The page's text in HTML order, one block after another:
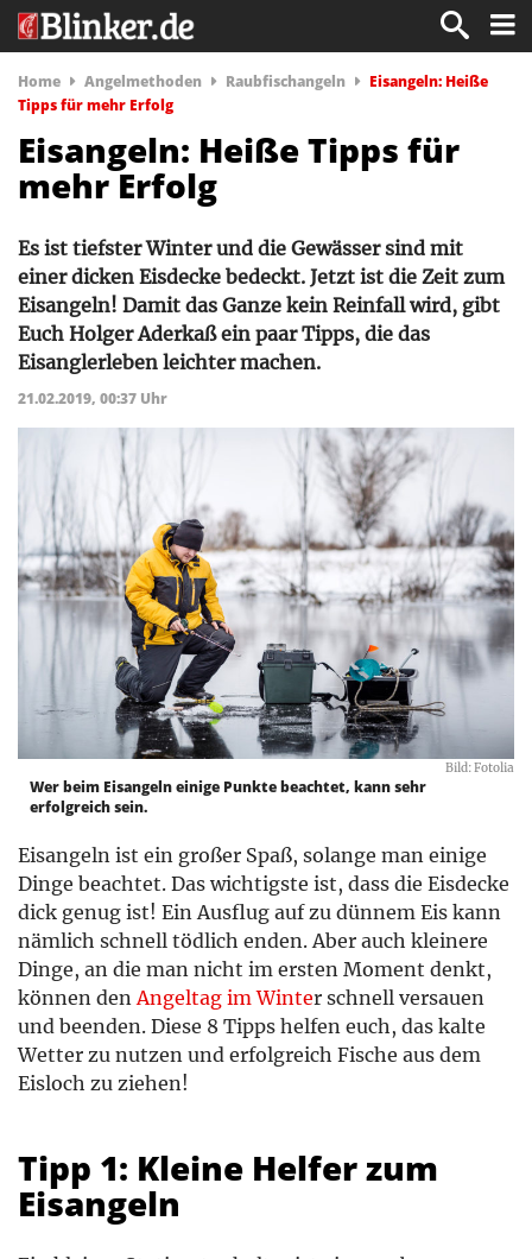
Home Angelmethoden Raubfischangeln
Eisangeln: Heiße
Tipps für mehr Erfolg
Eisangeln: Heiße Tipps für
mehr Erfolg
Es ist tiefster Winter und die Gewässer sind mit
einer dicken Eisdecke bedeckt. Jetzt ist die Zeit zum
Eisangeln! Damit das Ganze kein Reinfall wird, gibt
Euch Holger Aderkaß ein paar Tipps, die das
Eisanglerleben leichter machen.
21.02.2019, 00:37 Uhr
Bild: Fotolia
Wer beim Eisangeln einige Punkte beachtet, kann sehr
erfolgreich sein.
Eisangeln ist ein großer Spaß, solange man einige
Dinge beachtet. Das wichtigste ist, dass die Eisdecke
dick genug ist! Ein Ausflug auf zu dünnem Eis kann
nämlich schnell tödlich enden. Aber auch kleinere
Dinge, an die man nicht im ersten Moment denkt,
können den Angeltag im Winter schnell versauen
und beenden. Diese 8 Tipps helfen euch, das kalte
Wetter zu nutzen und erfolgreich Fische aus dem
Eisloch zu ziehen!
Tipp 1: Kleine Helfer zum
Eisangeln